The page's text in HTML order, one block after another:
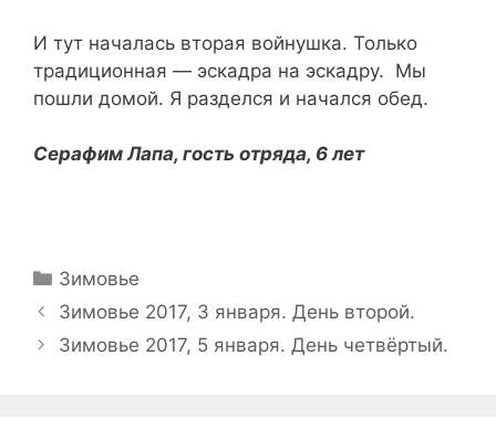
И тут началась вторая войнушка. Только
традиционная — эскадра на эскадру. Мы
пошли домой. Я разделся и начался обед.
Серафим Лапа, гость отряда, 6 лет
Рубрики
Зимовье
Навигация
записи
Зимовье 2017, 3 января. День второй.
Зимовье 2017, 5 января. День четвёртый.